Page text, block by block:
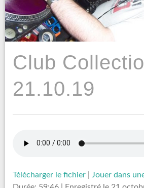
Club
21.10.19
Télécharger le fichier Jouer dans